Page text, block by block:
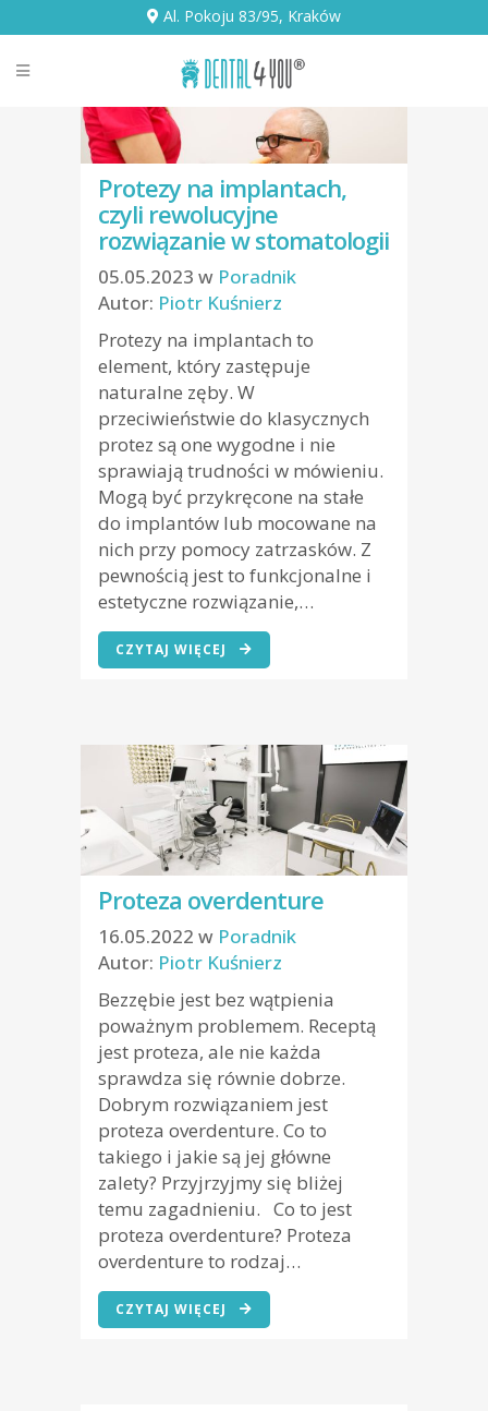
Al. Pokoju 83/95, Kraków
Protezy na implantach,
czyli rewolucyjne
rozwiązanie w stomatologii
05.05.2023 w Poradnik
Autor: Piotr Kuśnierz
Protezy na implantach to
element, który zastępuje
naturalne zęby. W
przeciwieństwie do klasycznych
protez są one wygodne i nie
sprawiają trudności w mówieniu.
Mogą być przykręcone na stałe
do implantów lub mocowane na
nich przy pomocy zatrzasków. Z
pewnością jest to funkcjonalne i
estetyczne rozwiązanie,…
CZYTAJ WIĘCEJ
Proteza overdenture
16.05.2022 w Poradnik
Autor: Piotr Kuśnierz
Bezzębie jest bez wątpienia
poważnym problemem. Receptą
jest proteza, ale nie każda
sprawdza się równie dobrze.
Dobrym rozwiązaniem jest
proteza overdenture. Co to
takiego i jakie są jej główne
zalety? Przyjrzyjmy się bliżej
temu zagadnieniu. Co to jest
proteza overdenture? Proteza
overdenture to rodzaj…
CZYTAJ WIĘCEJ